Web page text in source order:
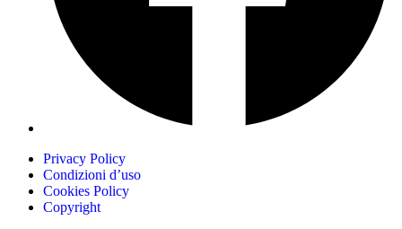
Privacy Policy
Condizioni d’uso
Cookies Policy
Copyright